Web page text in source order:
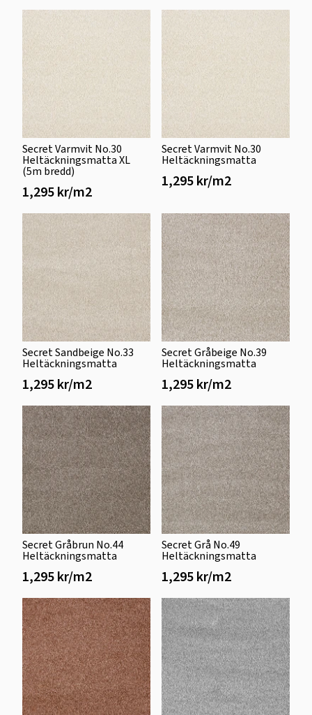
Secret Varmvit No.30
Heltäckningsmatta XL
(5m bredd)
1,295 kr/m2
Secret Varmvit No.30
Heltäckningsmatta
1,295 kr/m2
Secret Sandbeige No.33
Heltäckningsmatta
1,295 kr/m2
Secret Gråbeige No.39
Heltäckningsmatta
1,295 kr/m2
Secret Gråbrun No.44
Heltäckningsmatta
1,295 kr/m2
Secret Grå No.49
Heltäckningsmatta
1,295 kr/m2